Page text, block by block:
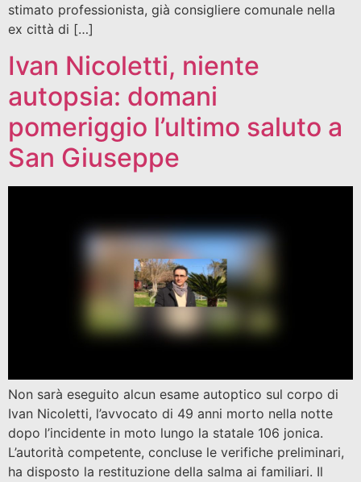
stimato professionista, già consigliere comunale nella
ex città di […]
Ivan Nicoletti, niente
autopsia: domani
pomeriggio l’ultimo saluto a
San Giuseppe
Non sarà eseguito alcun esame autoptico sul corpo di
Ivan Nicoletti, l’avvocato di 49 anni morto nella notte
dopo l’incidente in moto lungo la statale 106 jonica.
L’autorità competente, concluse le verifiche preliminari,
ha disposto la restituzione della salma ai familiari. Il